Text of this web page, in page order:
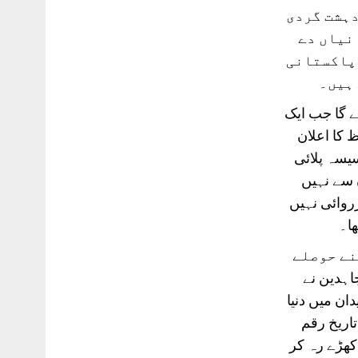
گردی
دے
گا جب ایک
کا اعلان
پلائی
سے نہیں
نہیں
حوصلے
مجاہدین نے
میں چونڈہ کے میدان میں دنیا
رقم
رہ کر